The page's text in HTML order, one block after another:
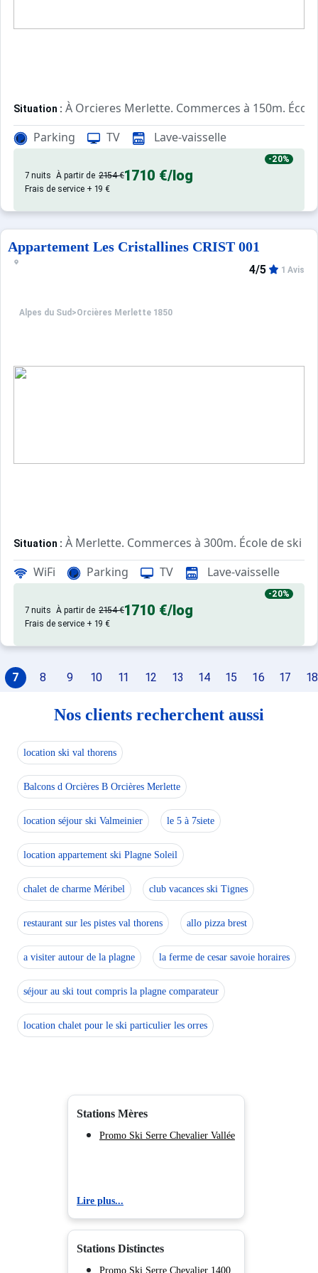
Situation : À Orcieres Merlette. Commerces à 150m.
Appartement de particulier :Confortable et tout équipé.
Parking TV Lave-vaisselle
-20%
7 nuits À partir de 2154 €1710 €/log
Frais de service + 19 €
Appartement Les Cristallines CRIST 001
Alpes du Sud >Orcières Merlette 1850
4/5 1 Avis
Situation : À Merlette. Commerces à 300m. École de ski à
Appartement de particulier :Confortable et tout équipé.
WiFi Parking TV Lave-vaisselle
-20%
7 nuits À partir de 2154 €1710 €/log
Frais de service + 19 €
7 8 9 10 11 12 13 14 15 16 17 18
Nos clients recherchent aussi
location ski val thorens
Balcons d Orcières B Orcières Merlette
location séjour ski Valmeinier le 5 à 7siete
location appartement ski Plagne Soleil
chalet de charme Méribel club vacances ski Tignes
restaurant sur les pistes val thorens allo pizza brest
a visiter autour de la plagne la ferme de cesar savoie horaires
séjour au ski tout compris la plagne comparateur
location chalet pour le ski particulier les orres
Stations Mères
Promo Ski Serre Chevalier Vallée
Lire plus...
Stations Distinctes
Promo Ski Serre Chevalier 1400